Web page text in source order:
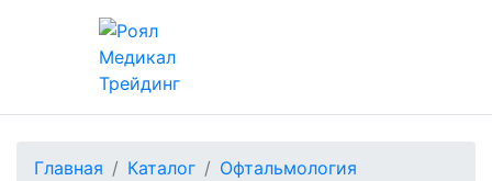
Главная Каталог Офтальмология